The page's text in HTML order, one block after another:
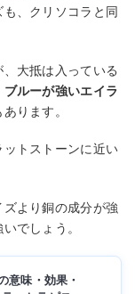
、クリソコラと同
大抵は入っている
ブルーが強いエイラ
ります。
トストーンに近い
より銅の成分が強
でしょう。
意味・効果・